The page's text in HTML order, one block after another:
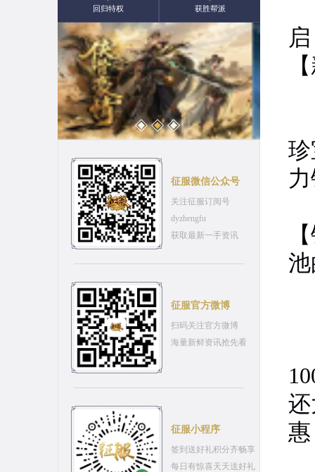
回归特权 获胜帮派
征服微信公众号
关注征服订阅号
dyzhengfu
获取最新一手资讯
征服官方微博
扫码关注官方微博
海量新鲜资讯抢先看
征服小程序
签到送好礼积分齐畅享
每日有惊喜天天送好礼